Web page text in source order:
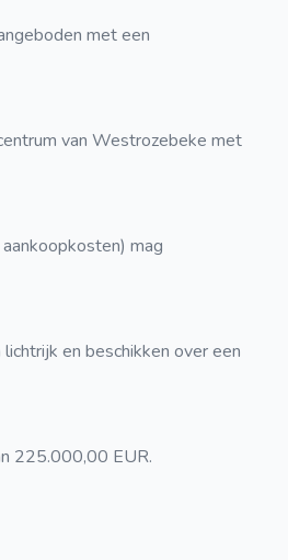
met een
van Westrozebeke met
mag
en beschikken over een
225.000,00 EUR.